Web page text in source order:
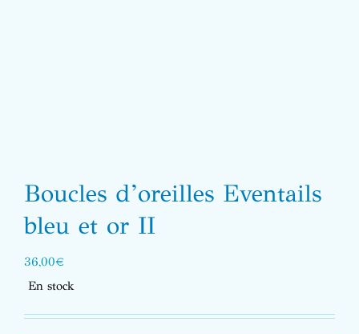
Boucles d’oreilles Eventails
bleu et or II
36,00€
En stock